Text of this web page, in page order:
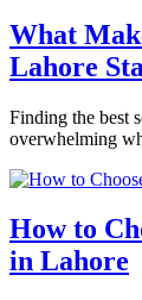
What
Lahore
Finding the best
overwhelming
How to
in Lahore